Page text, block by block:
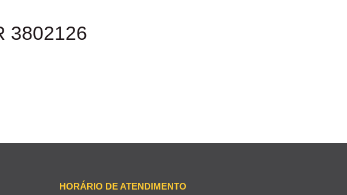
3802126
HORÁRIO DE ATENDIMENTO